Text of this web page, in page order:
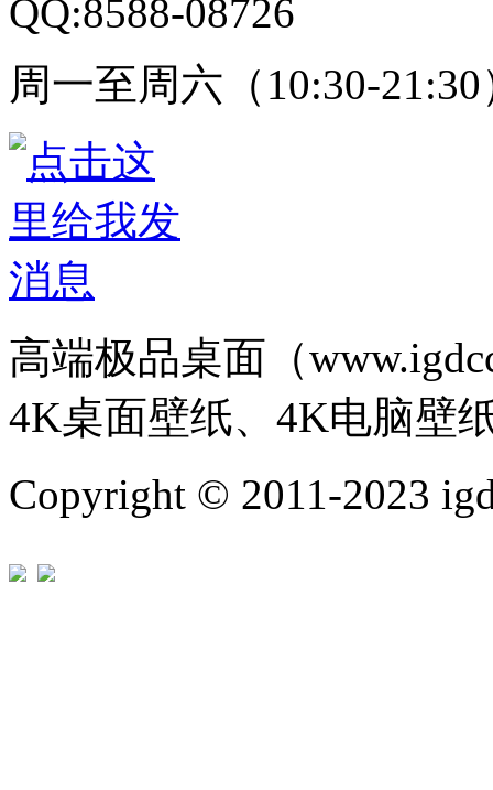
QQ:8588-08726
周一至周六（10:30-21:30
高端极品桌面（
4K桌面壁纸、4K电脑壁
Copyright © 2011-2023